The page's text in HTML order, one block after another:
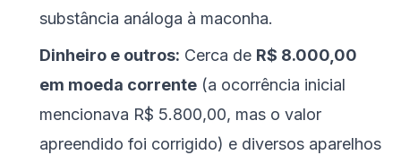
substância análoga à maconha.
Dinheiro e outros: Cerca de R$ 8.000,00
em moeda corrente (a ocorrência inicial
mencionava R$ 5.800,00, mas o valor
apreendido foi corrigido) e diversos aparelhos